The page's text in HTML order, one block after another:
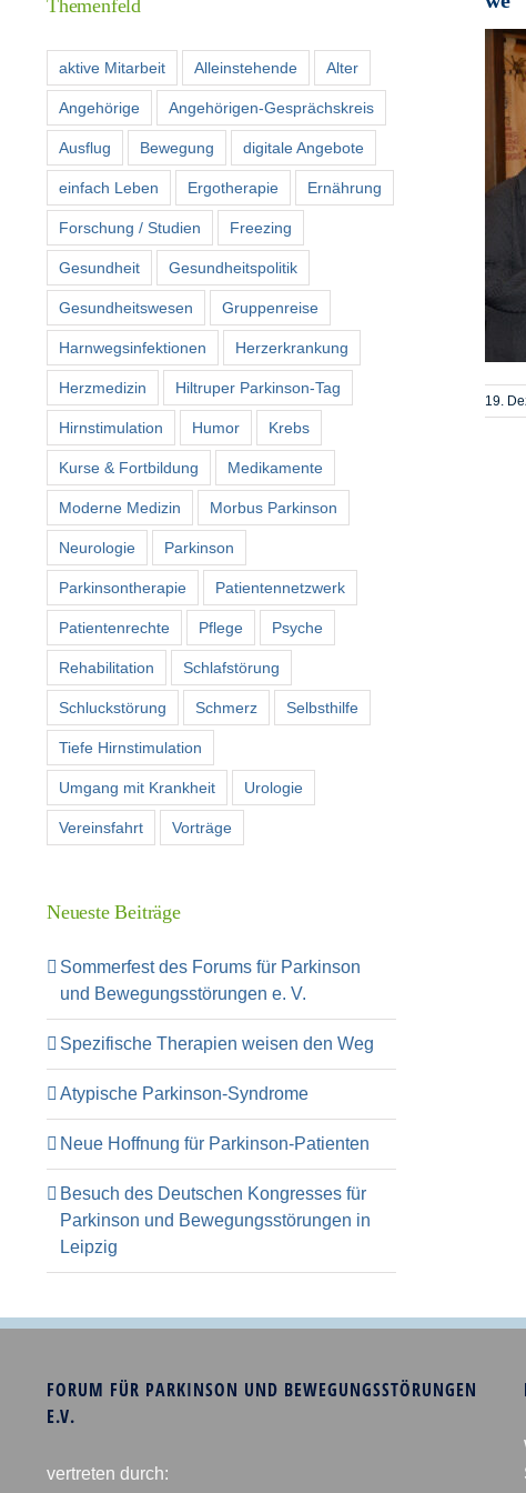
19.
Themenfeld
aktive Mitarbeit Alleinstehende Alter
Angehörige Angehörigen-Gesprächskreis
Ausflug Bewegung digitale Angebote
einfach Leben Ergotherapie Ernährung
Forschung / Studien Freezing
Gesundheit Gesundheitspolitik
Gesundheitswesen Gruppenreise
Harnwegsinfektionen Herzerkrankung
Herzmedizin Hiltruper Parkinson-Tag
Hirnstimulation Humor Krebs
Kurse & Fortbildung Medikamente
Moderne Medizin Morbus Parkinson
Neurologie Parkinson
Parkinsontherapie Patientennetzwerk
Patientenrechte Pflege Psyche
Rehabilitation Schlafstörung
Schluckstörung Schmerz Selbsthilfe
Tiefe Hirnstimulation
Umgang mit Krankheit Urologie
Vereinsfahrt Vorträge
Neueste Beiträge
Sommerfest des Forums für Parkinson
und Bewegungsstörungen e. V.
Spezifische Therapien weisen den Weg
Atypische Parkinson-Syndrome
Neue Hoffnung für Parkinson-Patienten
Besuch des Deutschen Kongresses für
Parkinson und Bewegungsstörungen in
Leipzig
FORUM FÜR PARKINSON UND BEWEGUNGSSTÖRUNGEN
E.V.
vertreten durch: